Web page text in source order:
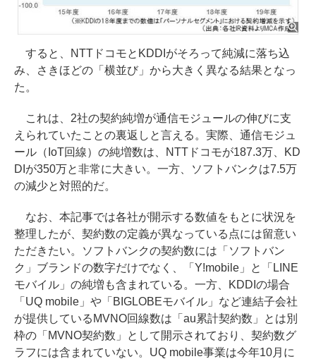
すると、NTTドコモとKDDIがそろって純減に落ち込
み、さきほどの「横並び」から大きく異なる結果となっ
た。
これは、2社の契約純増が通信モジュールの伸びに支
えられていたことの裏返しと言える。実際、通信モジュ
ール（IoT回線）の純増数は、NTTドコモが187.3万、KD
DIが350万と非常に大きい。一方、ソフトバンクは7.5万
の減少と対照的だ。
なお、本記事では各社が開示する数値をもとに状況を
整理したが、契約数の定義が異なっている点には留意い
ただきたい。ソフトバンクの契約数には「ソフトバン
ク」ブランドの数字だけでなく、「Y!mobile」と「LINE
モバイル」の純増も含まれている。一方、KDDIの場合
「UQ mobile」や「BIGLOBEモバイル」など連結子会社
が提供しているMVNO回線数は「au累計契約数」とは別
枠の「MVNO契約数」として開示されており、契約数グ
ラフには含まれていない。UQ mobile事業は今年10月に